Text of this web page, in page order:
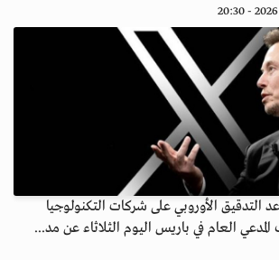
الأوروبي على شركات التكنولوجيا
العام في باريس اليوم الثلاثاء عن مد...